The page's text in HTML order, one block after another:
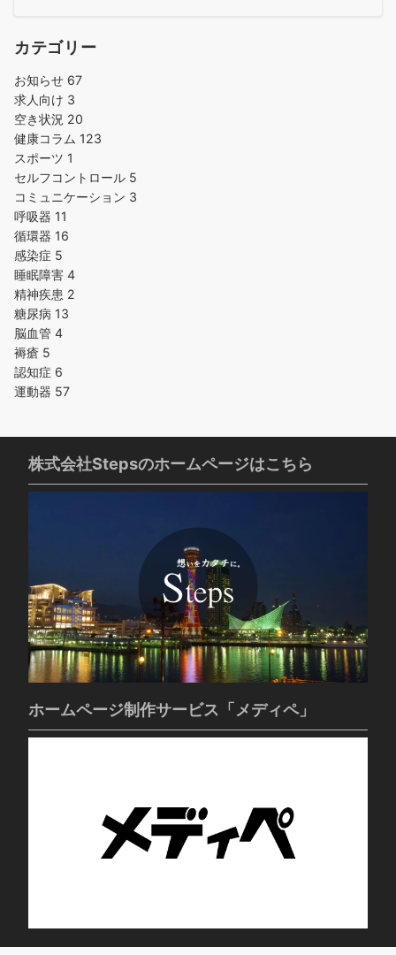
カテゴリー
お知らせ 67
求人向け 3
空き状況 20
健康コラム 123
スポーツ 1
セルフコントロール 5
コミュニケーション 3
呼吸器 11
循環器 16
感染症 5
睡眠障害 4
精神疾患 2
糖尿病 13
脳血管 4
褥瘡 5
認知症 6
運動器 57
株式会社Stepsのホームページはこちら
ホームページ制作サービス「メディペ」